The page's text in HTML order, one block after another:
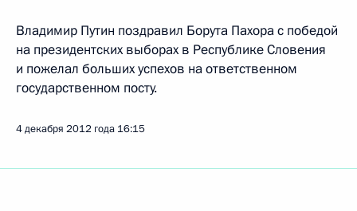
Владимир Путин поздравил Борута Пахора с победой
на президентских выборах в Республике Словения
и пожелал больших успехов на ответственном
государственном посту.
4 декабря 2012 года 16:15